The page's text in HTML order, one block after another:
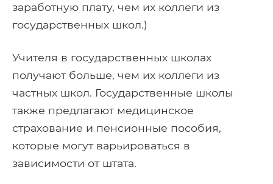
заработную плату, чем их коллеги из
государственных школ.)
Учителя в государственных школах
получают больше, чем их коллеги из
частных школ. Государственные школы
также предлагают медицинское
страхование и пенсионные пособия,
которые могут варьироваться в
зависимости от штата.